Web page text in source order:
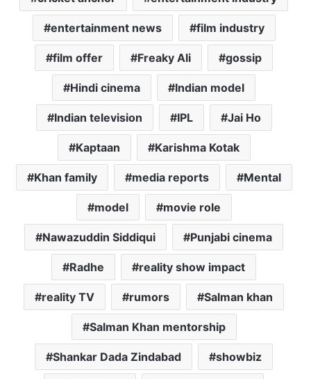
entertainment news film industry
film offer Freaky Ali gossip
Hindi cinema Indian model
Indian television IPL Jai Ho
Kaptaan Karishma Kotak
Khan family media reports Mental
model movie role
Nawazuddin Siddiqui Punjabi cinema
Radhe reality show impact
reality TV rumors Salman khan
Salman Khan mentorship
Shankar Dada Zindabad showbiz